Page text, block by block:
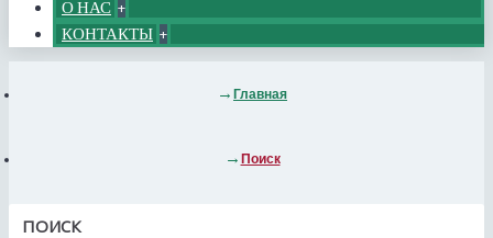
О НАС +
КОНТАКТЫ +
Главная
Поиск
ПОИСК